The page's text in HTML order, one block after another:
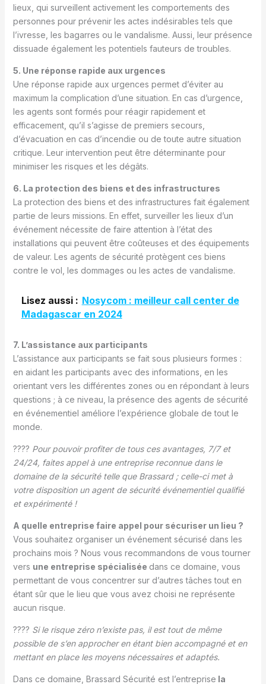
lieux, qui surveillent activement les comportements des
personnes pour prévenir les actes indésirables tels que
l’ivresse, les bagarres ou le vandalisme. Aussi, leur présence
dissuade également les potentiels fauteurs de troubles.
5. Une réponse rapide aux urgences
Une réponse rapide aux urgences permet d’éviter au
maximum la complication d’une situation. En cas d’urgence,
les agents sont formés pour réagir rapidement et
efficacement, qu’il s’agisse de premiers secours,
d’évacuation en cas d’incendie ou de toute autre situation
critique. Leur intervention peut être déterminante pour
minimiser les risques et les dégâts.
6. La protection des biens et des infrastructures
La protection des biens et des infrastructures fait également
partie de leurs missions. En effet, surveiller les lieux d’un
événement nécessite de faire attention à l’état des
installations qui peuvent être coûteuses et des équipements
de valeur. Les agents de sécurité protègent ces biens
contre le vol, les dommages ou les actes de vandalisme.
Lisez aussi : Nosycom : meilleur call center de
Madagascar en 2024
7. L’assistance aux participants
L’assistance aux participants se fait sous plusieurs formes :
en aidant les participants avec des informations, en les
orientant vers les différentes zones ou en répondant à leurs
questions ; à ce niveau, la présence des agents de sécurité
en événementiel améliore l’expérience globale de tout le
monde.
???? Pour pouvoir profiter de tous ces avantages, 7/7 et
24/24, faites appel à une entreprise reconnue dans le
domaine de la sécurité telle que Brassard ; celle-ci met à
votre disposition un agent de sécurité événementiel qualifié
et expérimenté !
A quelle entreprise faire appel pour sécuriser un lieu ?
Vous souhaitez organiser un événement sécurisé dans les
prochains mois ? Nous vous recommandons de vous tourner
vers une entreprise spécialisée dans ce domaine, vous
permettant de vous concentrer sur d’autres tâches tout en
étant sûr que le lieu que vous avez choisi ne représente
aucun risque.
???? Si le risque zéro n’existe pas, il est tout de même
possible de s’en approcher en étant bien accompagné et en
mettant en place les moyens nécessaires et adaptés.
Dans ce domaine, Brassard Sécurité est l’entreprise la